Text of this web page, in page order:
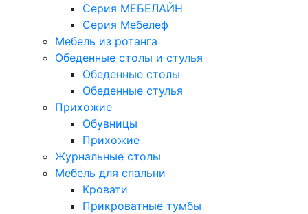
Серия МЕБЕЛАЙН
Серия Мебелеф
Мебель из ротанга
Обеденные столы и стулья
Обеденные столы
Обеденные стулья
Прихожие
Обувницы
Прихожие
Журнальные столы
Мебель для спальни
Кровати
Прикроватные тумбы